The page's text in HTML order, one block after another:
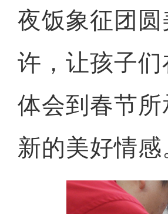
夜饭象征团
许，让孩子
体会到春节
新的美好情感